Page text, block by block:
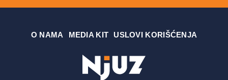
О NAMA MEDIA KIT USLOVI KORIŠĆENJA